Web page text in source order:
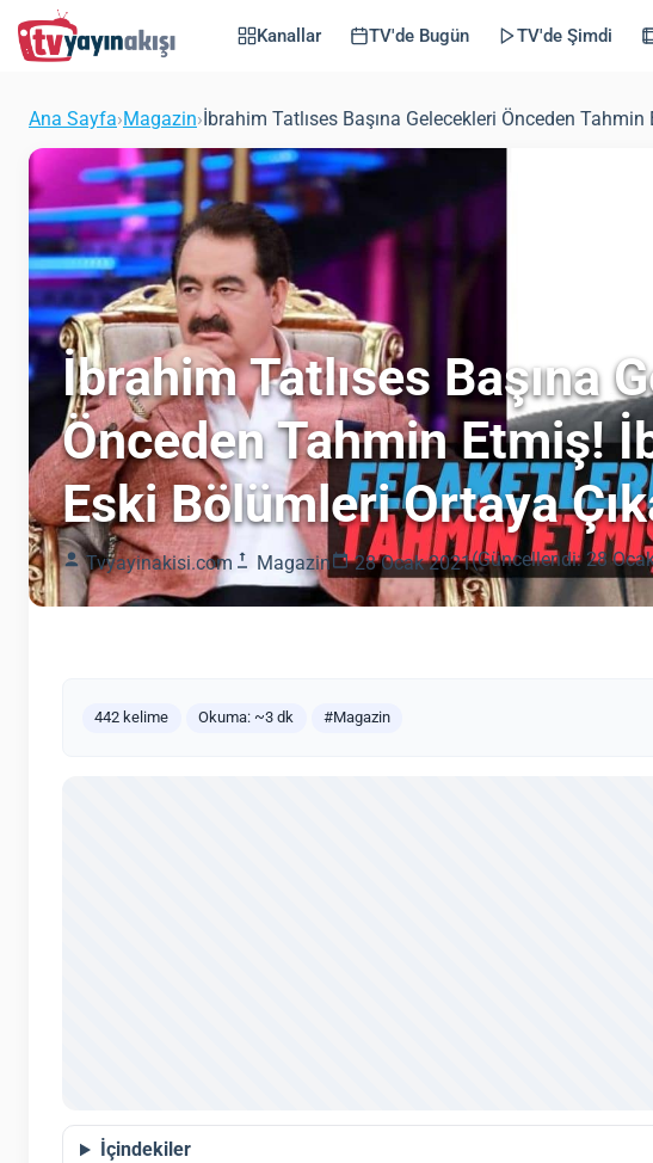
Kanallar TV'de Bugün TV'de Şimdi
Ana Sayfa›Magazin›İbrahim Tatlıses Başına Gelecekleri Önceden
İbrahim Tatlıses Başına
Önceden Tahmin Etmiş!
Eski Bölümleri Ortaya
Tvyayinakisi.com Magazin 28 Ocak 2021(Güncellendi: 28
442 kelime Okuma: ~3 dk #Magazin
İçindekiler